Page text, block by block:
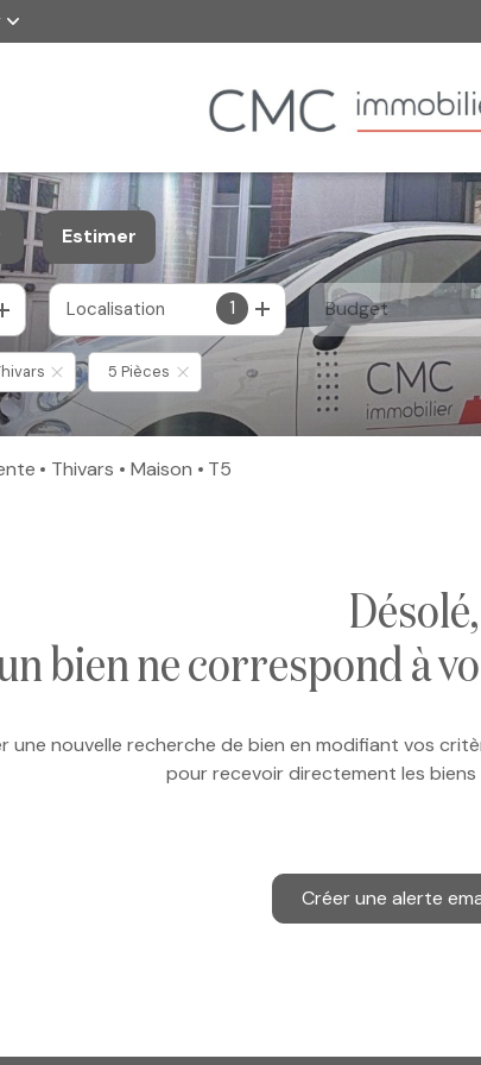
Estimer
1
Localisation Budget
5 Pièces
Thivars Maison T5
désolé,
bien ne correspond à
une nouvelle recherche de bien en modifiant vos
pour recevoir directement les
Créer une alerte